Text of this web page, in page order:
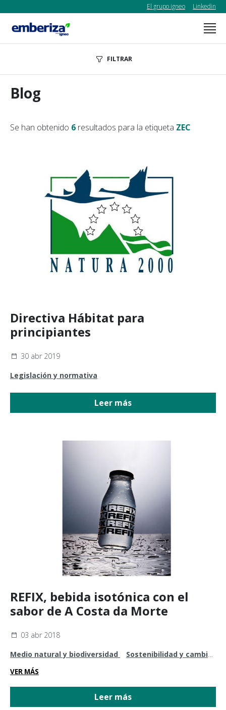
El grupo igneo Linkedin
FILTRAR
Blog
Se han obtenido 6 resultados para la etiqueta ZEC
Directiva Hábitat para
principiantes
30 abr 2019
Legislación y normativa
Leer más
REFIX, bebida isotónica con el
sabor de A Costa da Morte
03 abr 2018
Medio natural y biodiversidad
Sostenibilidad y cambio
climático
VER MÁS
Leer más